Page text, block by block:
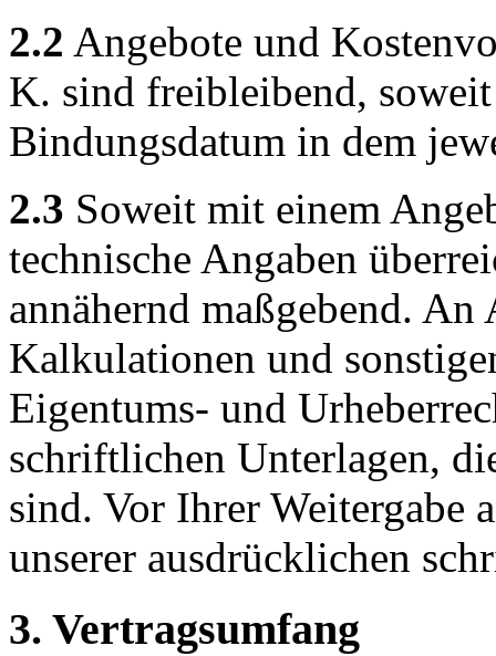
2.2 Angebote und
K. sind freibleibend,
Bindungsdatum in dem
2.3 Soweit mit einem
technische Angaben
annähernd maßgebend.
Kalkulationen und
Eigentums- und
schriftlichen Unterlagen,
sind. Vor Ihrer Weitergabe
unserer ausdrücklichen
3. Vertragsumfang